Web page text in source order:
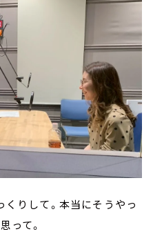
りして。本当にそうやっ
って。